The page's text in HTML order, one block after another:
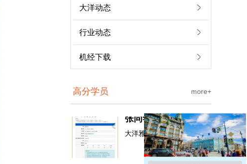
大洋动态
行业动态
机经下载
高分学员 more+
孟同学
大洋雅思入学测评成...
李同学
托福90分冲刺套餐